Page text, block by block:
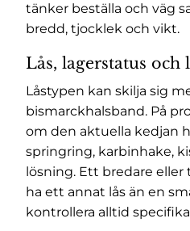
tänker beställa och väg
bredd, tjocklek och vikt.
Lås, lagerstatus och
Låstypen kan skilja sig
bismarckhalsband. På
om den aktuella kedjan
springring, karbinhake,
lösning. Ett bredare eller
ha ett annat lås än en
kontrollera alltid